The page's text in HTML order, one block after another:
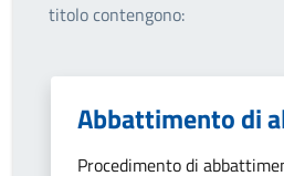
titolo contengono:
Abbattimento di
Procedimento di